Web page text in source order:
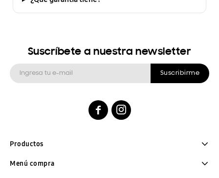
Menú compra
Productos
Suscríbete a nuestra newsletter
Suscribirme
 